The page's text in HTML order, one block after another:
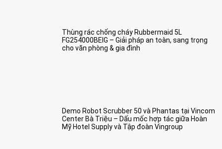
Thùng rác chống cháy Rubbermaid 5L
FG254000BEIG – Giải pháp an toàn, sang trọng
cho văn phòng & gia đình
Demo Robot Scrubber 50 và Phantas tại Vincom
Center Bà Triệu – Dấu mốc hợp tác giữa Hoàn
Mỹ Hotel Supply và Tập đoàn Vingroup